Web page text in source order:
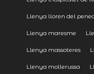
Llenya lloren del
Llenya maresme
Llenya massoteres
Llenya mollerussa